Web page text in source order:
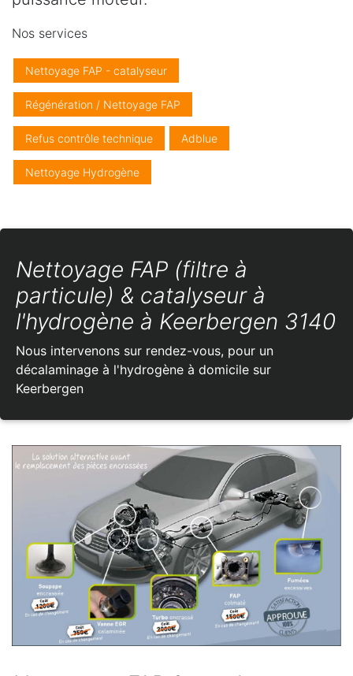
Nos services
Nettoyage FAP - catalyseur
Régénération / Nettoyage FAP
Refus contrôle technique Adblue
Nettoyage Hydrogène
Nettoyage FAP (filtre à
particule) & catalyseur à
l'hydrogène à Keerbergen 3140
Nous intervenons sur rendez-vous, pour un
décalaminage à l'hydrogène à domicile sur
Keerbergen